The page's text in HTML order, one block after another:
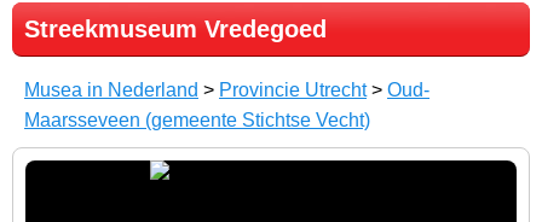
Streekmuseum Vredegoed
Musea in Nederland > Provincie Utrecht> Oud-
Maarsseveen (gemeente Stichtse Vecht)